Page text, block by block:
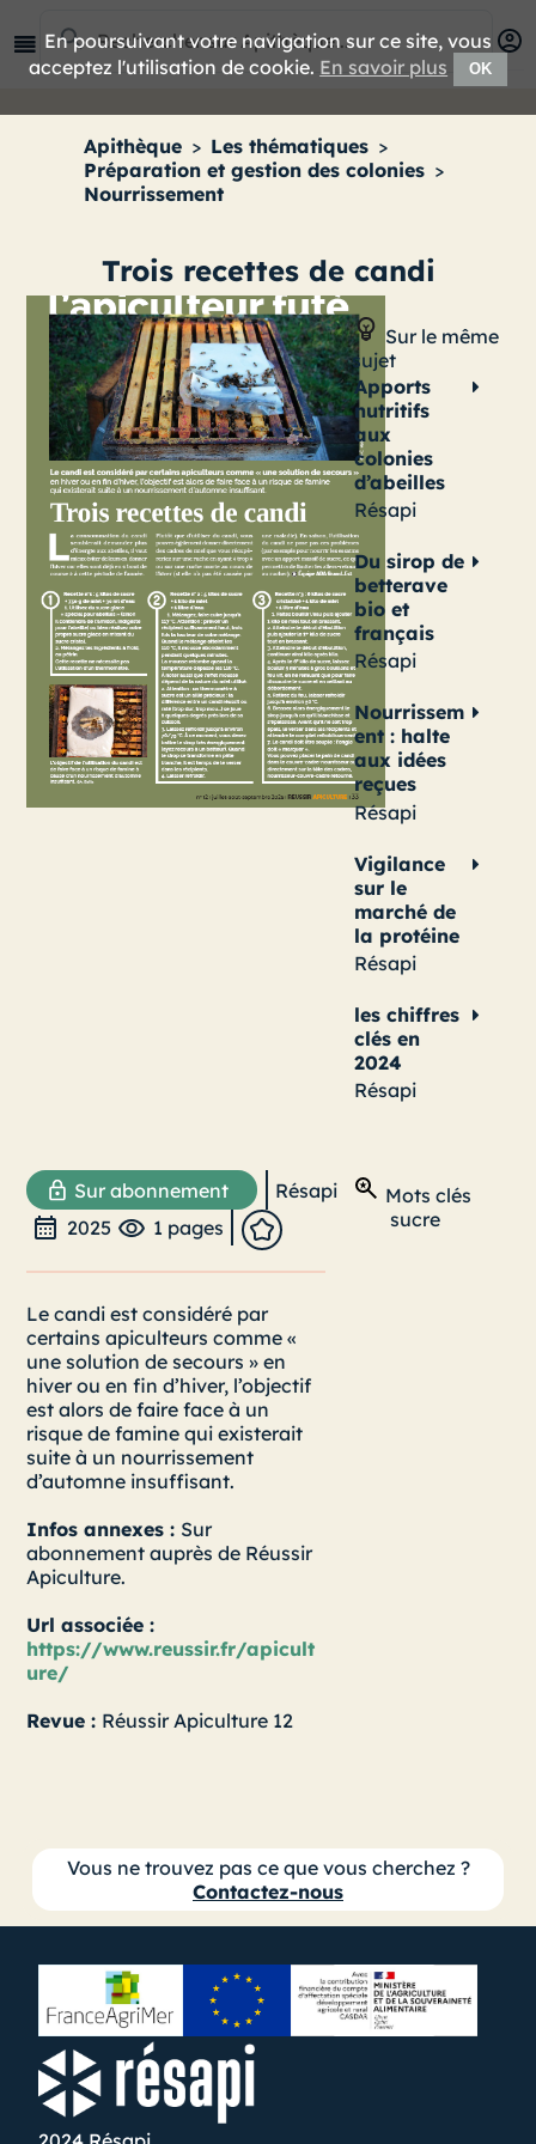
Apithèque > Les thématiques >
Préparation et gestion des colonies >
Nourrissement
Trois recettes de candi
Sur le même
sujet
Apports
nutritifs
aux
colonies
d’abeilles
Résapi
Du sirop de
betterave
bio et
français
Résapi
Nourrissem
ent : halte
aux idées
reçues
Résapi
Vigilance
sur le
marché de
la protéine
Résapi
les chiffres
clés en
2024
Résapi
Sur abonnement
Résapi
2025
1 pages
Mots clés
sucre
Le candi est considéré par
certains apiculteurs comme «
une solution de secours » en
hiver ou en fin d’hiver, l’objectif
est alors de faire face à un
risque de famine qui existerait
suite à un nourrissement
d’automne insuffisant.
Infos annexes : Sur
abonnement auprès de Réussir
Apiculture.
Url associée :
https://www.reussir.fr/apicult
ure/
Revue : Réussir Apiculture 12
Vous ne trouvez pas ce que vous cherchez ?
Contactez-nous
En poursuivant votre navigation sur ce site, vous
acceptez l'utilisation de cookie. En savoir plus OK